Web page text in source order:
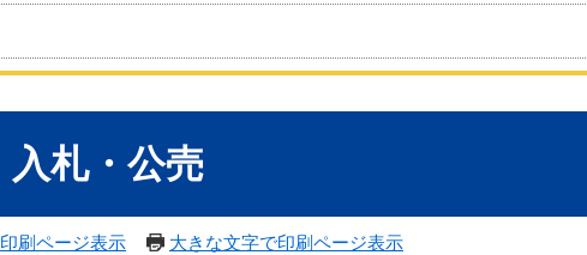
入札・公売
印刷ページ表示 大きな文字で印刷ページ表示